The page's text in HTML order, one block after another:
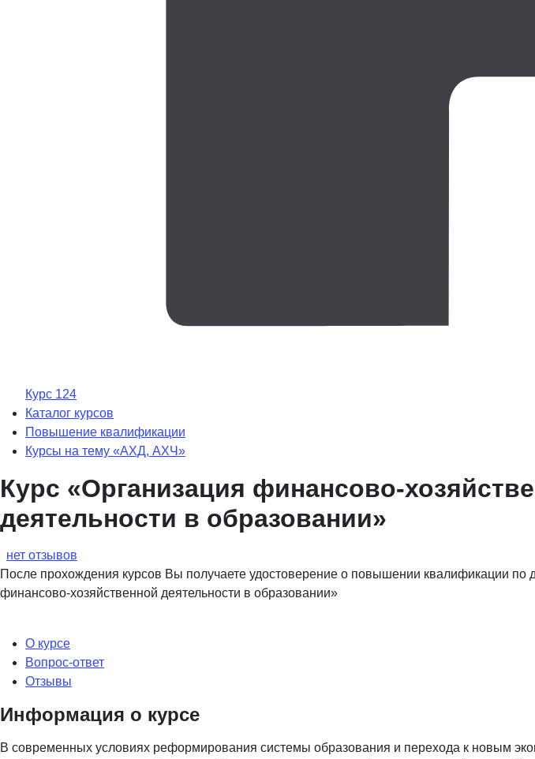
Курс 124
Каталог курсов
Повышение квалификации
Курсы на тему «АХД, АХЧ»
Курс «Организация финансово-
деятельности в образовании»
нет отзывов
После прохождения курсов Вы получаете удостоверение о повышении квалификации по
финансово-хозяйственной деятельности в образовании»
О курсе
Вопрос-ответ
Отзывы
Информация о курсе
В современных условиях реформирования системы образования и перехода к новым